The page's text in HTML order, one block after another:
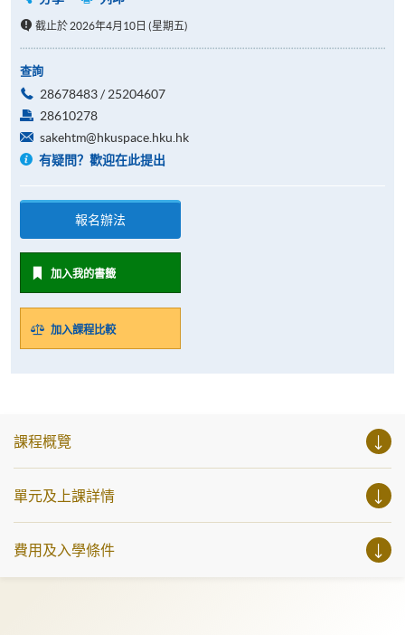
截止於 2026年4月10日 (星期五)
查詢
28678483 / 25204607
28610278
sakehtm@hkuspace.hku.hk
有疑問？歡迎在此提出
報名辦法
加入我的書籤
加入課程比較
課程概覽
單元及上課詳情
費用及入學條件